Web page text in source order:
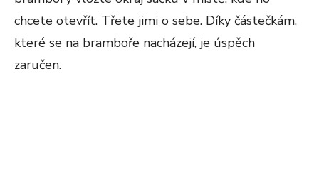
chcete otevřít. Třete jimi o sebe. Díky částečkám,
které se na bramboře nacházejí, je úspěch
zaručen.